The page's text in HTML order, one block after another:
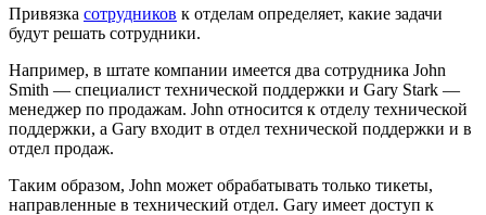
Привязка сотрудников к отделам определяет, какие задачи
будут решать сотрудники.
Например, в штате компании имеется два сотрудника John
Smith — специалист технической поддержки и Gary Stark —
менеджер по продажам. John относится к отделу технической
поддержки, а Gary входит в отдел технической поддержки и в
отдел продаж.
Таким образом, John может обрабатывать только тикеты,
направленные в технический отдел. Gary имеет доступ к